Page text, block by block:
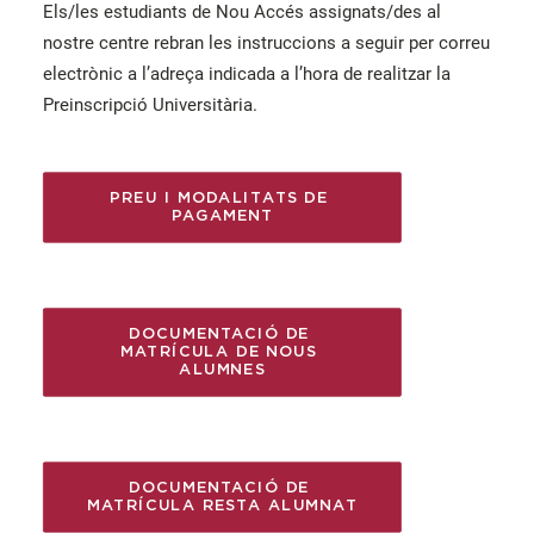
Els/les estudiants de Nou Accés assignats/des al
nostre centre rebran les instruccions a seguir per correu
electrònic a l’adreça indicada a l’hora de realitzar la
Preinscripció Universitària.
PREU I MODALITATS DE
PAGAMENT
DOCUMENTACIÓ DE
MATRÍCULA DE NOUS
ALUMNES
DOCUMENTACIÓ DE
MATRÍCULA RESTA ALUMNAT